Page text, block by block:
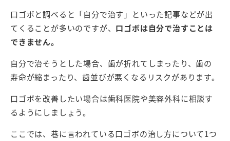
口ゴボと調べると「自分で治す」といった記事などが出
てくることが多いのですが、 口ゴボは自分で治すことは
できません。
自分で治そうとした場合、歯が折れてしまったり、歯の
寿命が縮まったり、歯並びが悪くなるリスクがあります。
口ゴボを改善したい場合は歯科医院や美容外科に相談す
るようにしましょう。
ここでは、巷に言われている口ゴボの治し方について1つ